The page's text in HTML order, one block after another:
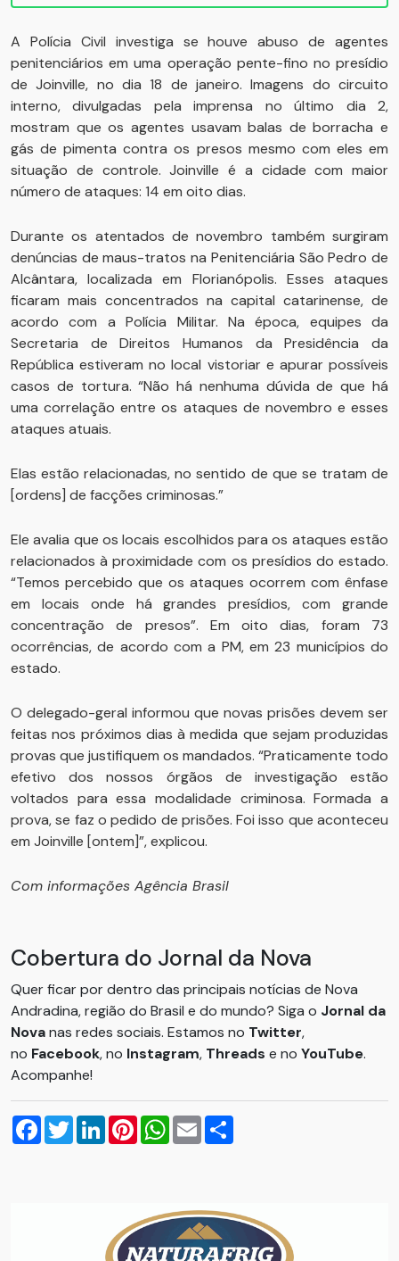
A Polícia Civil investiga se houve abuso de agentes
penitenciários em uma operação pente-fino no presídio
de Joinville, no dia 18 de janeiro. Imagens do circuito
interno, divulgadas pela imprensa no último dia 2,
mostram que os agentes usavam balas de borracha e
gás de pimenta contra os presos mesmo com eles em
situação de controle. Joinville é a cidade com maior
número de ataques: 14 em oito dias.
Durante os atentados de novembro também surgiram
denúncias de maus-tratos na Penitenciária São Pedro de
Alcântara, localizada em Florianópolis. Esses ataques
ficaram mais concentrados na capital catarinense, de
acordo com a Polícia Militar. Na época, equipes da
Secretaria de Direitos Humanos da Presidência da
República estiveram no local vistoriar e apurar possíveis
casos de tortura. “Não há nenhuma dúvida de que há
uma correlação entre os ataques de novembro e esses
ataques atuais.
Elas estão relacionadas, no sentido de que se tratam de
[ordens] de facções criminosas.”
Ele avalia que os locais escolhidos para os ataques estão
relacionados à proximidade com os presídios do estado.
“Temos percebido que os ataques ocorrem com ênfase
em locais onde há grandes presídios, com grande
concentração de presos”. Em oito dias, foram 73
ocorrências, de acordo com a PM, em 23 municípios do
estado.
O delegado-geral informou que novas prisões devem ser
feitas nos próximos dias à medida que sejam produzidas
provas que justifiquem os mandados. “Praticamente todo
efetivo dos nossos órgãos de investigação estão
voltados para essa modalidade criminosa. Formada a
prova, se faz o pedido de prisões. Foi isso que aconteceu
em Joinville [ontem]”, explicou.
Com informações Agência Brasil
Cobertura do Jornal da Nova
Quer ficar por dentro das principais notícias de Nova
Andradina, região do Brasil e do mundo? Siga o Jornal da
Novanas redes sociais. Estamos no Twitter,
no Facebook, no Instagram, Threads e no YouTube.
Acompanhe!
Facebook
TwitterLinkedInPinterestWhatsApp
Email